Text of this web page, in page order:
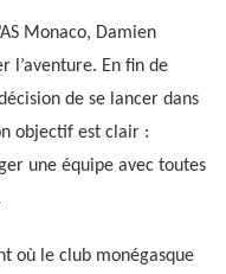
Monaco, Damien
l’aventure. En fin de
de se lancer dans
objectif est clair :
une équipe avec toutes
où le club monégasque